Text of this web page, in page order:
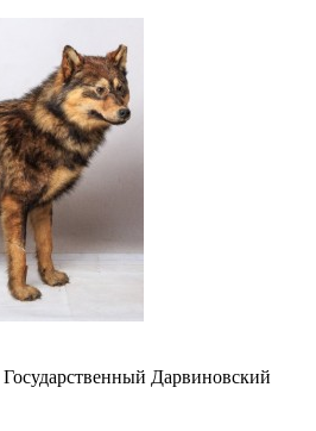
Государственный Дарвиновский